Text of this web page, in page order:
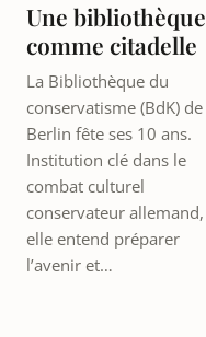
Une bibliothèque
comme citadelle
La Bibliothèque du
conservatisme (BdK) de
Berlin fête ses 10 ans.
Institution clé dans le
combat culturel
conservateur allemand,
elle entend préparer
l’avenir et…